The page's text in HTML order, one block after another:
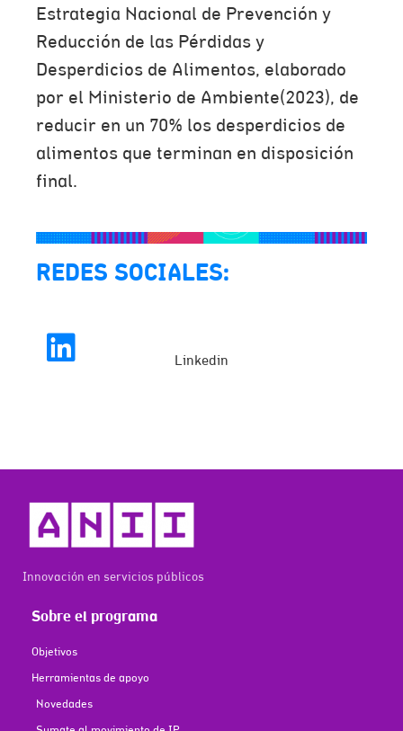
Estrategia Nacional de Prevención y
Reducción de las Pérdidas y
Desperdicios de Alimentos, elaborado
por el Ministerio de Ambiente(2023), de
reducir en un 70% los desperdicios de
alimentos que terminan en disposición
final.
REDES SOCIALES:
Linkedin
Innovación en servicios públicos
Sobre el programa
Objetivos
Herramientas de apoyo
Novedades